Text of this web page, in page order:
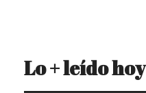
Lo + leído hoy